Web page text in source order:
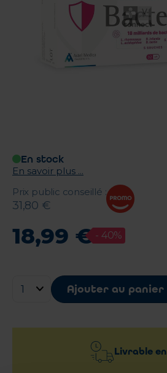
En stock
En savoir plus ...
Prix public conseillé :
31,80 €
18,99 € - 40%
Ajouter au panier
Livrable en